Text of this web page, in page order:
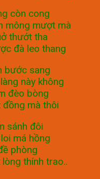
còn cong
mông mượt mà
thướt tha
đà leo thang
bước sang
này không
đèo bòng
đồng mà thôi
sánh đôi
má hồng
phòng
thính trao..